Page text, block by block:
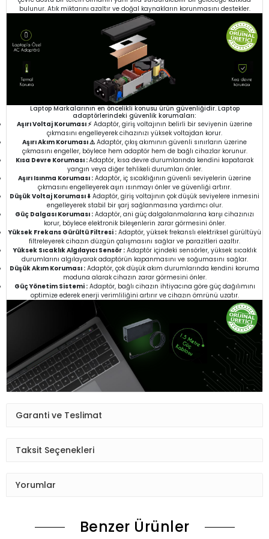
bulunur. Atık miktarını azaltır ve doğal kaynakların korunmasını destekler.
Laptop Markalarının en öncelikli konusu ürün güvenliğidir. Laptop
adaptörlerindeki güvenlik korumaları:
Aşırı Voltaj Koruması ⚡ Adaptör, giriş voltajının belirli bir seviyenin üzerine
çıkmasını engelleyerek cihazınızı yüksek voltajdan korur.
Aşırı Akım Koruması ⚠️Adaptör, çıkış akımının güvenli sınırların üzerine
çıkmasını engeller, böylece hem adaptör hem de bağlı cihazlar korunur.
Kısa Devre Koruması :Adaptör, kısa devre durumlarında kendini kapatarak
yangın veya diğer tehlikeli durumları önler.
Aşırı Isınma Koruması : Adaptör, iç sıcaklığının güvenli seviyelerin üzerine
çıkmasını engelleyerek aşırı ısınmayı önler ve güvenliği artırır.
Düşük Voltaj Koruması ⬇️ Adaptör, giriş voltajının çok düşük seviyelere inmesini
engelleyerek stabil bir şarj sağlanmasına yardımcı olur.
Güç Dalgası Koruması : Adaptör, ani güç dalgalanmalarına karşı cihazınızı
korur, böylece elektronik bileşenlerin zarar görmesini önler.
Yüksek Frekans Gürültü Filtresi :Adaptör, yüksek frekanslı elektriksel gürültüyü
filtreleyerek cihazın düzgün çalışmasını sağlar ve parazitleri azaltır.
Yüksek Sıcaklık Algılayıcı Sensör :Adaptör içindeki sensörler, yüksek sıcaklık
durumlarını algılayarak adaptörün kapanmasını ve soğumasını sağlar.
Düşük Akım Koruması : Adaptör, çok düşük akım durumlarında kendini koruma
moduna alarak cihazın zarar görmesini önler.
Güç Yönetim Sistemi :Adaptör, bağlı cihazın ihtiyacına göre güç dağılımını
optimize ederek enerji verimliliğini artırır ve cihazın ömrünü uzatır.
Garanti ve Teslimat
Taksit Seçenekleri
Yorumlar
Benzer Ürünler